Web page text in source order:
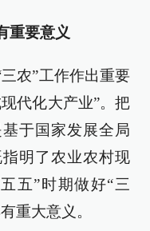
重要意义
农”工作作出重要
代化大产业”。把
于国家发展全局
明了农业农村现
五”时期做好“三
重大意义。